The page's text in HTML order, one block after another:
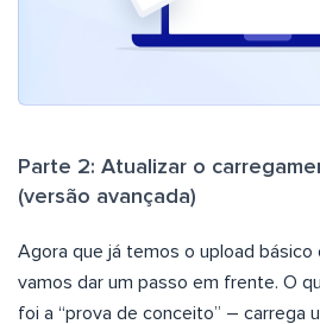
Parte 2: Atualizar o
(versão avançada)
Agora que já temos o upload básico
vamos dar um passo em frente. O
foi a “prova de conceito” – carrega